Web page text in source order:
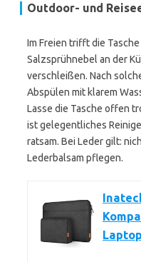
Outdoor- und
Im Freien trifft die
Salzsprühnebel an der
verschleißen. Nach
Abspülen mit klarem
Lasse die Tasche offen
ist gelegentliches
ratsam. Bei Leder gilt:
Lederbalsam pflegen.